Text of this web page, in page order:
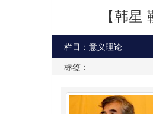
【韩
栏目：意义理论
标签：